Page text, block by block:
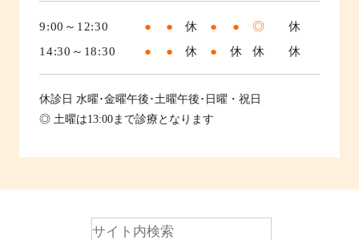
9:00～12:30 ● ● 休 ● ● ◎
休
14:30～18:30
● ● 休 ● 休 休 休
休診日 水曜･金曜午後･土曜午後･日曜・祝日
◎ 土曜は13:00まで診療となります